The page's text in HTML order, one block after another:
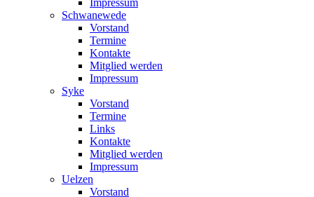
Impressum
Schwanewede
Vorstand
Termine
Kontakte
Mitglied werden
Impressum
Syke
Vorstand
Termine
Links
Kontakte
Mitglied werden
Impressum
Uelzen
Vorstand